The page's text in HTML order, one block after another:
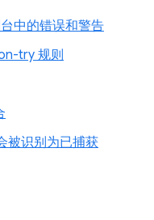
中的错误和警告
try 规则
被识别为已捕获